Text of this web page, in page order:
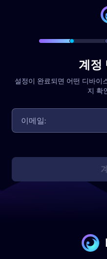
계정
설정이 완료되면 어떤 디바이
지 확